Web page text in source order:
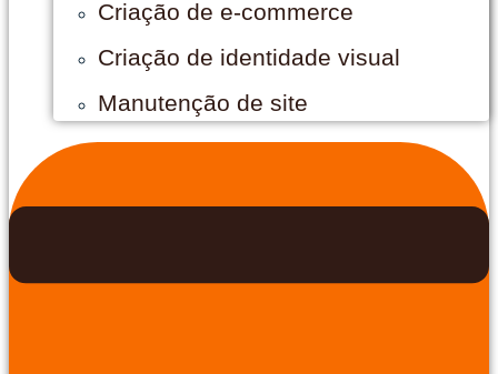
Criação de e-commerce
Criação de identidade visual
Manutenção de site